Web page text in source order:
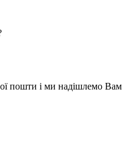
пошти і ми надішлемо Вам